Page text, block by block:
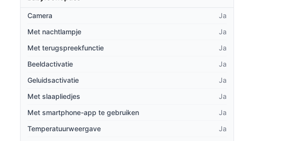
Camera
Ja
Met nachtlampje
Ja
Met terugspreekfunctie
Ja
Beeldactivatie
Ja
Geluidsactivatie
Ja
Met slaapliedjes
Ja
Met smartphone-app te gebruiken
Ja
Temperatuurweergave
Ja